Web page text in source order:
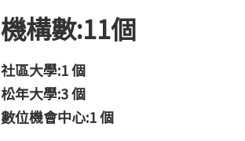
機構數:11個
社區大學:1 個
松年大學:3 個
數位機會中心:1 個